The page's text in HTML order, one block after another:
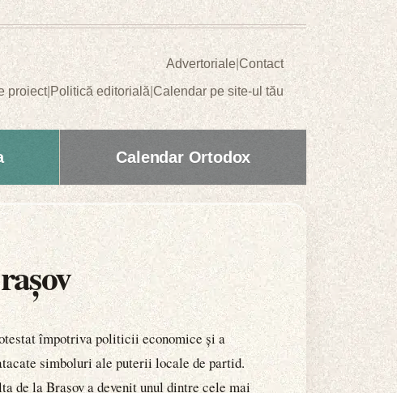
Advertoriale|Contact
proiect| Politică editorială|Calendar pe site-ul tău
Calendar Ortodox
împotriva politicii economice și a
simboluri ale puterii locale de partid.
de la Brașov a devenit unul dintre cele mai